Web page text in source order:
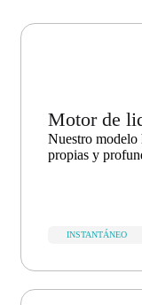
Motor de
Nuestro modelo
propias y
INSTANTÁNEO